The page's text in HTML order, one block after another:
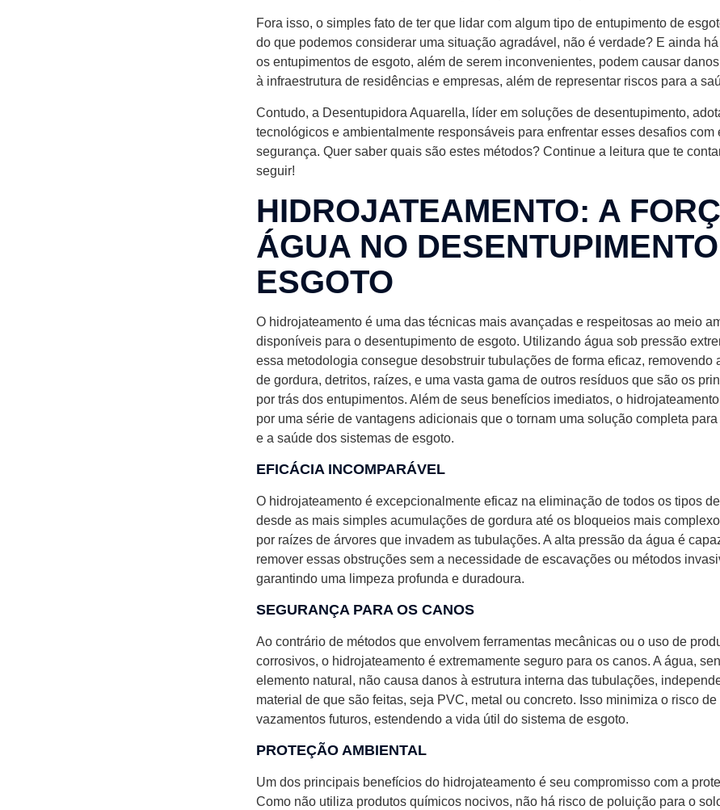
Fora isso, o simples fato de ter que lidar com algum tipo de entupimento de
do que podemos considerar uma situação agradável, não é verdade? E ainda
os entupimentos de esgoto, além de serem inconvenientes, podem causar
à infraestrutura de residências e empresas, além de representar riscos para a
Contudo, a Desentupidora Aquarella, líder em soluções de desentupimento,
tecnológicos e ambientalmente responsáveis para enfrentar esses desafios com
segurança. Quer saber quais são estes métodos? Continue a leitura que te
seguir!
HIDROJATEAMENTO: A
ÁGUA NO
ESGOTO
O hidrojateamento é uma das técnicas mais avançadas e respeitosas ao meio
disponíveis para o desentupimento de esgoto. Utilizando água sob pressão
essa metodologia consegue desobstruir tubulações de forma eficaz, removendo
de gordura, detritos, raízes, e uma vasta gama de outros resíduos que são os
por trás dos entupimentos. Além de seus benefícios imediatos, o
por uma série de vantagens adicionais que o tornam uma solução completa
e a saúde dos sistemas de esgoto.
EFICÁCIA INCOMPARÁVEL
O hidrojateamento é excepcionalmente eficaz na eliminação de todos os tipos
desde as mais simples acumulações de gordura até os bloqueios mais
por raízes de árvores que invadem as tubulações. A alta pressão da água é
remover essas obstruções sem a necessidade de escavações ou métodos
garantindo uma limpeza profunda e duradoura.
SEGURANÇA PARA OS CANOS
Ao contrário de métodos que envolvem ferramentas mecânicas ou o uso de
corrosivos, o hidrojateamento é extremamente seguro para os canos. A água,
elemento natural, não causa danos à estrutura interna das tubulações,
material de que são feitas, seja PVC, metal ou concreto. Isso minimiza o risco de
vazamentos futuros, estendendo a vida útil do sistema de esgoto.
PROTEÇÃO AMBIENTAL
Um dos principais benefícios do hidrojateamento é seu compromisso com a
Como não utiliza produtos químicos nocivos, não há risco de poluição para o